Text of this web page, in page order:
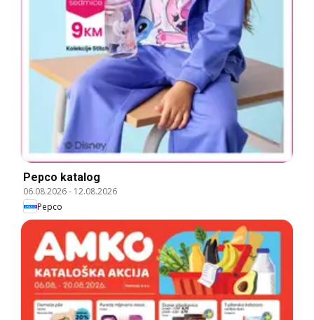
Pepco katalog
06.08.2026- 12.08.2026
Pepco